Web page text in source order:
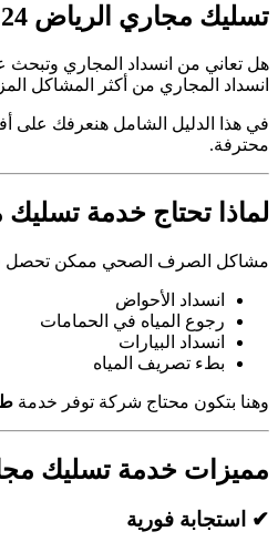
تسليك مجاري الرياض 24 ساعة – أفضل شركة فتح انسداد المجاري فورًا وبأقل الأسعار
هل تعاني من انسداد المجاري
انسداد المجاري من أكثر المشاكل
في هذا الدليل الشامل هنعرفك على
محترفة.
لماذا تحتاج خدمة تسليك مجاري 24 ساعة
مشاكل الصرف الصحي ممكن تحصل
انسداد الأحواض
رجوع المياه في الحمامات
انسداد البيارات
بطء تصريف المياه
وهنا بتكون محتاج شركة توفر خدمة
مميزات خدمة تسليك مجاري
✔ استجابة فورية